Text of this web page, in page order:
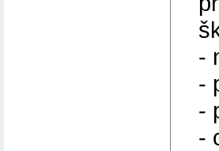
-
-
-
-